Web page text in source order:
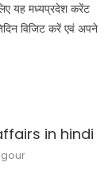
यह मध्यप्रदेश करेंट
विजिट करें एवं अपने
in hindi